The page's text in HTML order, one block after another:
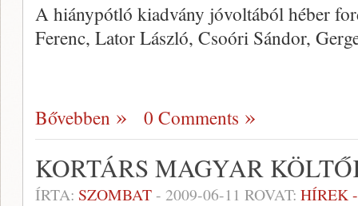
A hiánypótló kiadvány jóvoltából héber
Ferenc, Lator László, Csoóri Sándor,
Bővebben 0 Comments
KORTÁRS MAGYAR
ÍRTA: SZOMBAT- 2009-06-11 ROVAT: HÍREK